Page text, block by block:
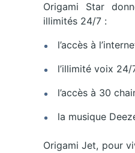
Origami Star
illimités 24/7 :
l’accès à
l’illimité voix 24/
l’accès à 30
la musique
Origami Jet, pour